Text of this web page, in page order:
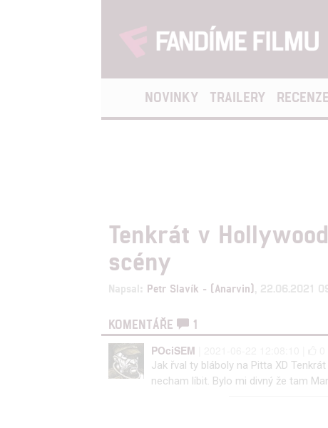
NOVINKY TRAILERY RECENZE
Tenkrát v
scény
Napsal: Petr Slavík - (Anarvin) , 22.06.2021
KOMENTÁŘE
1
POciSEM
Jak řval ty bláboly na Pitta XD
necham líbit. Bylo mi divný že tam